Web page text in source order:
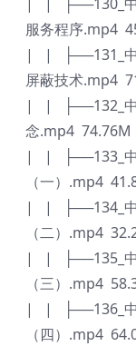
服务程序.mp4
| | ├──131_中
屏蔽技术.mp4
| | ├──132_中
念.mp4 74.76M
| | ├──133_中
（一）.mp4
| | ├──134_中
（二）.mp4
| | ├──135_中
（三）.mp4
| | ├──136_中
（四）.mp4